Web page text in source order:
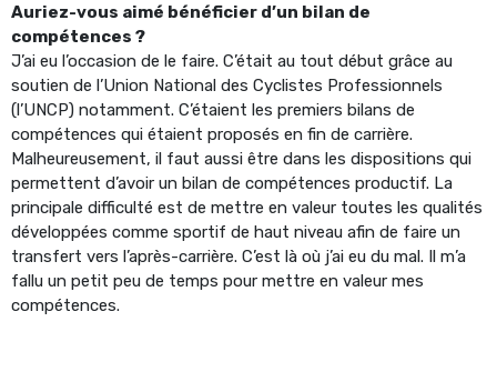
Auriez-vous aimé bénéficier d’un bilan de
compétences ?
J’ai eu l’occasion de le faire. C’était au tout début grâce au
soutien de l’Union National des Cyclistes Professionnels
(l’UNCP) notamment. C’étaient les premiers bilans de
compétences qui étaient proposés en fin de carrière.
Malheureusement, il faut aussi être dans les dispositions qui
permettent d’avoir un bilan de compétences productif. La
principale difficulté est de mettre en valeur toutes les qualités
développées comme sportif de haut niveau afin de faire un
transfert vers l’après-carrière. C’est là où j’ai eu du mal. Il m’a
fallu un petit peu de temps pour mettre en valeur mes
compétences.